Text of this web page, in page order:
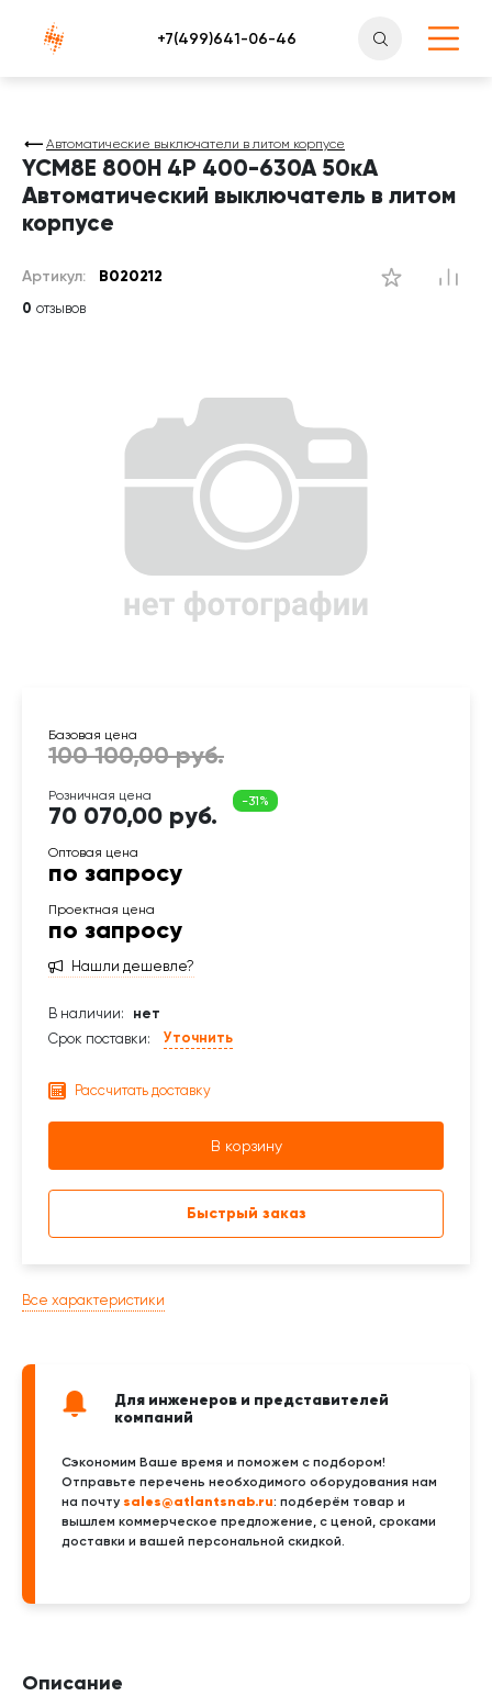
Атлантснаб
Автоматические выключатели в литом корпусе
YCM8E 800H 4P 400-630A 50кА
Автоматический выключатель в литом
корпусе
Артикул: B020212
Все характеристики
Для инженеров и представителей
компаний
Сэкономим Ваше время и поможем с подбором!
Отправьте перечень необходимого оборудования нам
на почту sales@atlantsnab.ru: подберём товар и
вышлем коммерческое предложение, с ценой, сроками
доставки и вашей персональной скидкой.
70 070,00 руб.
по запросу
по запросу
Нашли дешевле?
В наличии:
нет
Срок поставки:
Уточнить
Рассчитать доставку
В корзину
Быстрый заказ
Описание